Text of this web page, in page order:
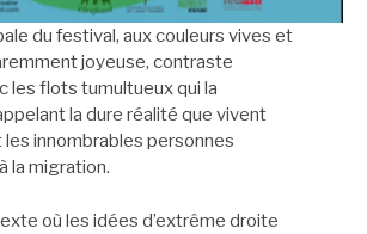
du festival, aux couleurs vives et
joyeuse, contraste
les flots tumultueux qui la
la dure réalité que vivent
innombrables personnes
la migration.
où les idées d’extrême droite